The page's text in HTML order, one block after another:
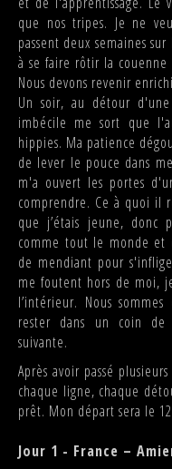
que nos tripes. Je ne
passent deux semaines
à se faire rôtir la couenne
Nous devons revenir
Un soir, au détour
imbécile me sort que
hippies. Ma patience
de lever le pouce dans
m'a ouvert les portes
comprendre. Ce à quoi il
que j’étais jeune, donc
comme tout le monde et
de mendiant pour
me foutent hors de moi,
l’intérieur. Nous
rester dans un coin
suivante.
Après avoir passé
chaque ligne, chaque
prêt. Mon départ sera le
Jour 1 - France –